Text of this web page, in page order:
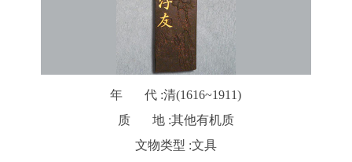
年 代 :清(1616~1911)
质 地 :其他有机质
文物类型 :文具